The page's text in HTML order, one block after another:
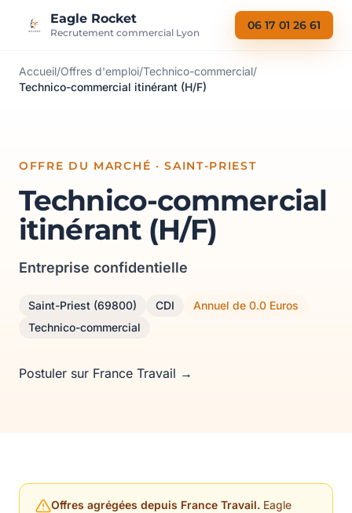
Eagle Rocket
Recrutement commercial Lyon
06 17 01 26 61
Accueil/Offres d'emploi/Technico-commercial/
Technico-commercial itinérant (H/F)
OFFRE DU MARCHÉ · SAINT-PRIEST
Technico-commercial
itinérant (H/F)
Entreprise confidentielle
Saint-Priest (69800) CDI
Annuel de 0.0 Euros
Technico-commercial
Postuler sur France Travail →
Offres agrégées depuis France Travail. Eagle